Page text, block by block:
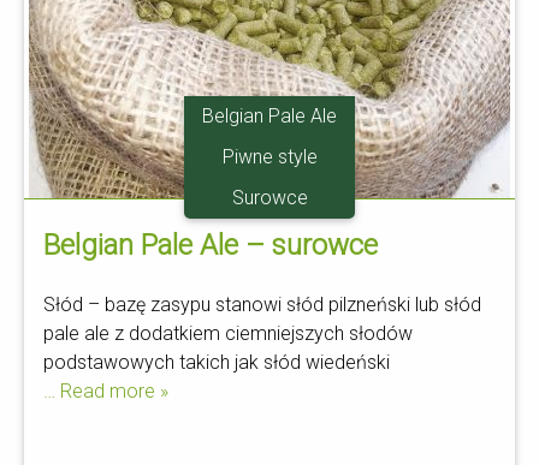
Belgian Pale Ale
Piwne style
Surowce
Belgian Pale Ale – surowce
Słód – bazę zasypu stanowi słód pilzneński lub słód
pale ale z dodatkiem ciemniejszych słodów
podstawowych takich jak słód wiedeński
… Read more »